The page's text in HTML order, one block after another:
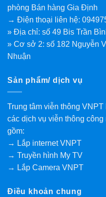
phòng Bán hàng Gia Định
→ Điện thoại liên hệ:
» Địa chỉ: số 49 Bis Trần
» Cơ sở 2: số 182 Nguyễn
Nhuận
Sản phẩm/ dịch vụ
Trung tâm viễn thông
các dịch vụ viễn thông
gồm:
→ Lắp internet VNPT
→ Truyền hình My TV
→ Lắp Camera VNPT
Điều khoản chung